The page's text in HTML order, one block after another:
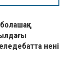
нені